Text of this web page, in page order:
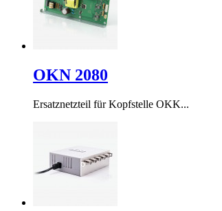
OKN 2080
Ersatznetzteil für Kopfstelle OKK...